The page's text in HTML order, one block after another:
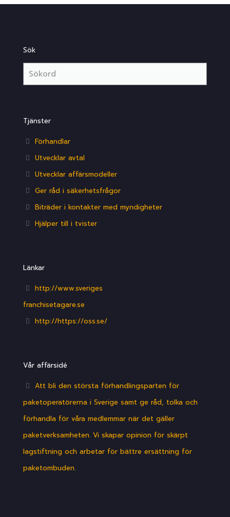
Sök
Tjänster
Förhandlar
Utvecklar avtal
Utvecklar affärsmodeller
Ger råd i säkerhetsfrågor
Biträder i kontakter med myndigheter
Hjälper till i tvister
Länkar
http://www.sveriges
franchisetagare.se
http://https://oss.se/
Vår affärsidé
Att bli den största förhandlingsparten för
paketoperatörerna i Sverige samt ge råd, tolka och
förhandla för våra medlemmar när det gäller
paketverksamheten. Vi skapar opinion för skärpt
lagstiftning och arbetar för bättre ersättning för
paketombuden.